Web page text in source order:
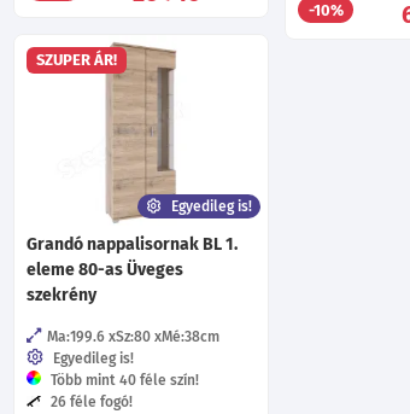
-10%
SZUPER ÁR!
Egyedileg is!
Grandó nappalisornak BL 1.
eleme 80-as Üveges
szekrény
Ma:199.6 Sz:80 Mé:38cm
Egyedileg is!
Több mint 40 féle szín!
26 féle fogó!